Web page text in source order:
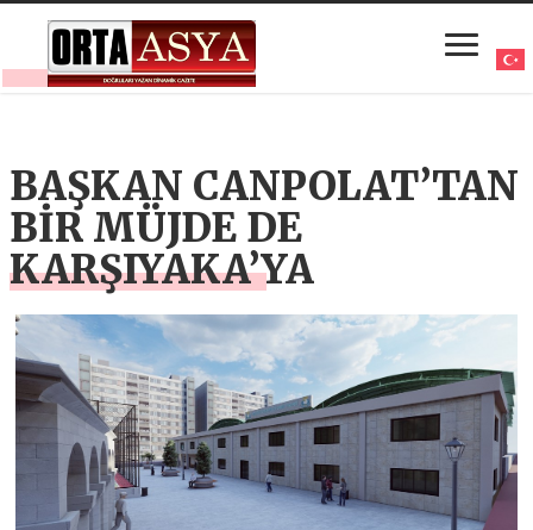
BAŞKAN CANPOLAT’TAN
BİR MÜJDE DE
KARŞIYAKA’YA